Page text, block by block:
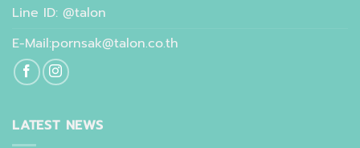
Line ID: @talon
E-Mail:pornsak@talon.co.th
LATEST NEWS